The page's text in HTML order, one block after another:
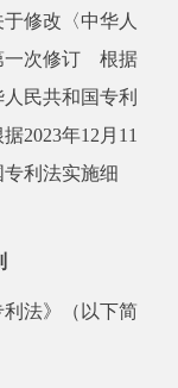
修改〈中华人
一次修订 根据
民共和国专利
2023年12月11
利法实施细
法》（以下简